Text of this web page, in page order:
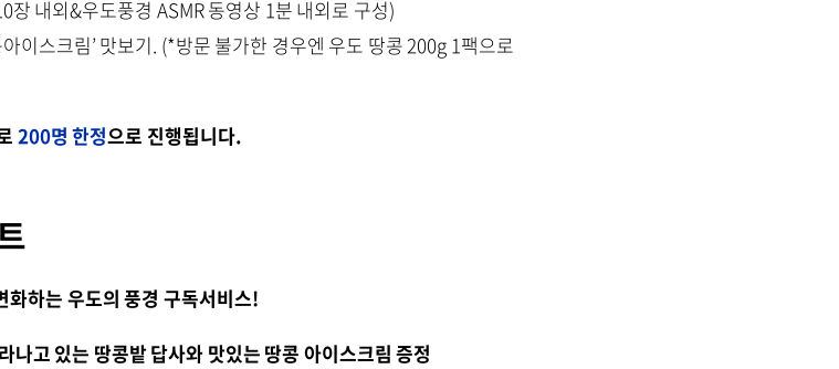
내외&우도풍경 ASMR 동영상 1분 내외로 구성)
이스크림’ 맛보기. (*방문 불가한 경우엔 우도 땅콩 200g 1팩으로
200명 한정으로 진행됩니다.
하는 우도의 풍경 구독서비스!
고 있는 땅콩밭 답사와 맛있는 땅콩 아이스크림 증정